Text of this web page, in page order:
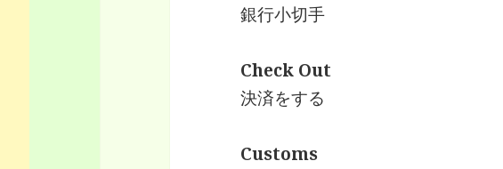
銀行小切手
Check Out
決済をする
Customs